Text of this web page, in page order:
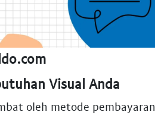
Visual Anda
oleh metode pembayaran